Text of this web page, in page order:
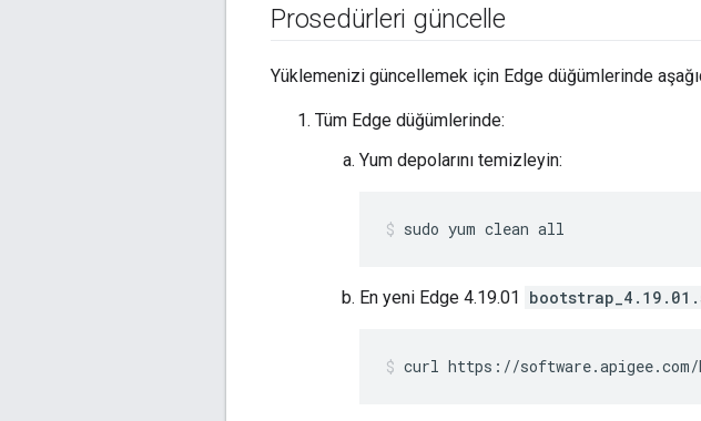
Prosedürleri güncelle
Yüklemenizi güncellemek için Edge düğümlerinde
Tüm Edge düğümlerinde:
Yum depolarını temizleyin:
sudo yum clean all
En yeni Edge 4.19.01
curl https://software.apigee.com/